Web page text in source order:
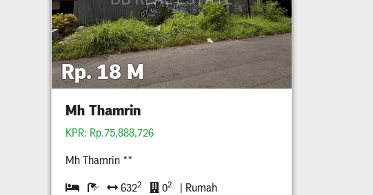
Rp. 18 M
Mh Thamrin
KPR: Rp.75,888,726
Mh Thamrin **
6322 02 | Rumah